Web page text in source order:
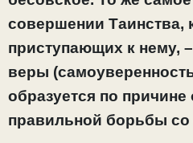
совершении Таинства,
приступающих к нему,
веры
образуется по причине
правильной борьбы со